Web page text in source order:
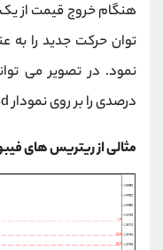
هنگام خروج قیمت از
توان حرکت جدید را به
درصدی را بر روی نمودار Eurusd مشاهده کنید.
مثالی از ریتریس های